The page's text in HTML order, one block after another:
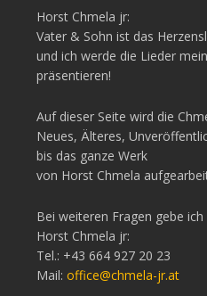
Horst Chmela jr:
Vater & Sohn ist das
und ich werde die Lieder
präsentieren!
Auf dieser Seite wird die
Neues, Älteres,
bis das ganze Werk
von Horst Chmela
Bei weiteren Fragen gebe
Horst Chmela jr:
Tel.: +43 664 927 20 23
Mail: office@chmela-jr.at